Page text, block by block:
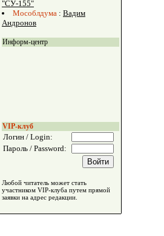
"СУ-155"
Мособлдума : Вадим
Андронов
Информ-центр
VIP-клуб
Логин / Login:
Пароль / Password:
Любой читатель может стать
участником VIP-клуба путем прямой
заявки на адрес редакции.